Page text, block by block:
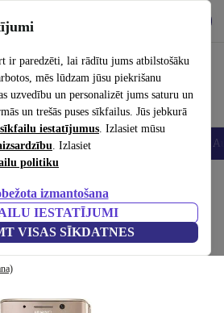
ir paredzēti, lai rādītu jums atbilstošāku
mēs lūdzam jūsu piekrišanu
uzvedību un personalizēt jums saturu un
un trešās puses sīkfailus. Jūs jebkurā
sīkfailu iestatījumus. Izlasiet mūsu
. Izlasiet
politiku
izmantošana
IESTATĪJUMI
VISAS SĪKDATNES
viegli
Planšetes Viedpulksteņi